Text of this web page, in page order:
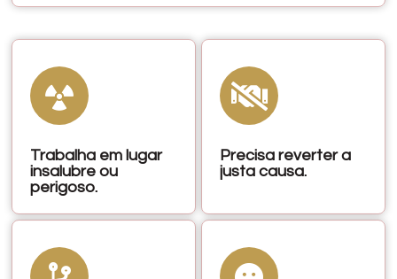
Trabalha em lugar
insalubre ou
perigoso.
Precisa reverter a
justa causa.